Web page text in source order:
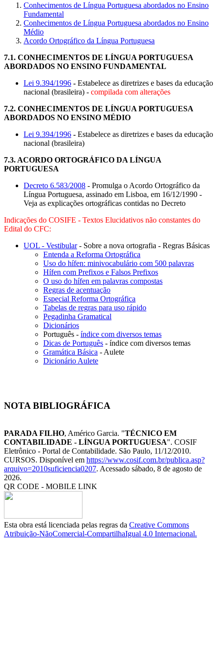
Conhecimentos de Língua Portuguesa abordados no Ensino
Fundamental
Conhecimentos de Língua Portuguesa abordados no Ensino
Médio
Acordo Ortográfico da Língua Portuguesa
7.1. CONHECIMENTOS DE LÍNGUA PORTUGUESA
ABORDADOS NO ENSINO FUNDAMENTAL
Lei 9.394/1996 - Estabelece as diretrizes e bases da educação
nacional (brasileira) - compilada com alterações
7.2. CONHECIMENTOS DE LÍNGUA PORTUGUESA
ABORDADOS NO ENSINO MÉDIO
Lei 9.394/1996 - Estabelece as diretrizes e bases da educação
nacional (brasileira)
7.3. ACORDO ORTOGRÁFICO DA LÍNGUA
PORTUGUESA
Decreto 6.583/2008 - Promulga o Acordo Ortográfico da
Língua Portuguesa, assinado em Lisboa, em 16/12/1990 -
Veja as explicações ortográficas contidas no Decreto
Indicações do COSIFE - Textos Elucidativos não constantes do
Edital do CFC:
UOL - Vestibular- Sobre a nova ortografia - Regras Básicas
Entenda a Reforma Ortográfica
Uso do hífen: minivocabulário com 500 palavras
Hífen com Prefixos e Falsos Prefixos
O uso do hífen em palavras compostas
Regras de acentuação
Especial Reforma Ortográfica
Tabelas de regras para uso rápido
Pegadinha Gramatical
Dicionários
Português - índice com diversos temas
Dicas de Português - índice com diversos temas
Gramática Básica - Aulete
Dicionário Aulete
NOTA BIBLIOGRÁFICA
PARADA FILHO, Américo Garcia. "TÉCNICO EM
CONTABILIDADE - LÍNGUA PORTUGUESA". COSIF
Eletrônico - Portal de Contabilidade. São Paulo, 11/12/2010.
CURSOS. Disponível em https://www.cosif.com.br/publica.asp?
arquivo=2010suficiencia0207. Acessado sábado, 8 de agosto de
2026.
QR CODE - MOBILE LINK
Esta obra está licenciada pelas regras da Creative Commons
Atribuição-NãoComercial-CompartilhaIgual 4.0 Internacional.